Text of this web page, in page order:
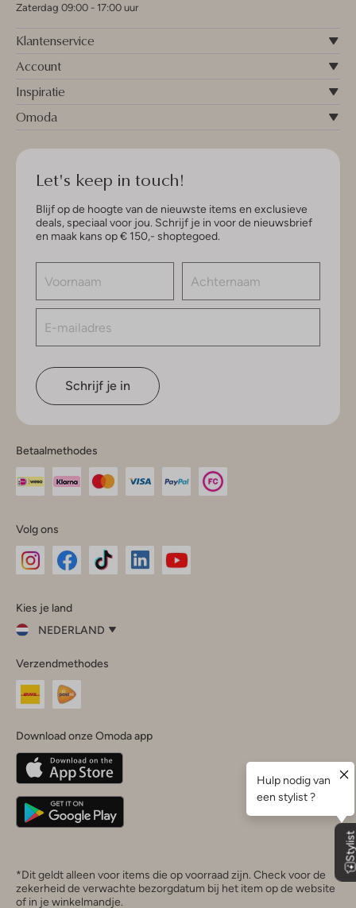
Zaterdag 09:00 - 17:00 uur
Klantenservice
Account
Inspiratie
Omoda
Let's keep in touch!
Blijf op de hoogte van de nieuwste items en exclusieve
deals, speciaal voor jou. Schrijf je in voor de nieuwsbrief
en maak kans op € 150,- shoptegoed.
Schrijf je in
Betaalmethodes
Volg ons
InstagramFacebook
Kies je land
NEDERLAND
je
land
Nederland
Belgique(Français)
Deutschland
Verzendmethodes
Download onze Omoda app
*Dit geldt alleen voor items die op voorraad zijn. Check voor de
zekerheid de verwachte bezorgdatum bij het item op de website
of in je winkelmandje.